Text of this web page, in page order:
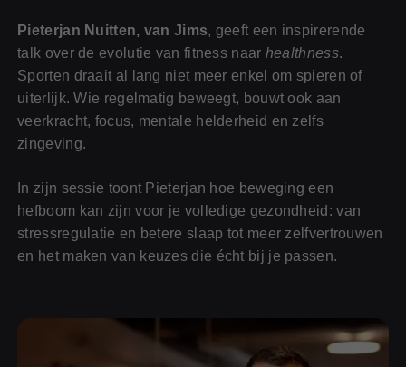
Pieterjan Nuitten, van Jims, geeft een inspirerende
talk over de evolutie van fitness naar healthness.
Sporten draait al lang niet meer enkel om spieren of
uiterlijk. Wie regelmatig beweegt, bouwt ook aan
veerkracht, focus, mentale helderheid en zelfs
zingeving.
In zijn sessie toont Pieterjan hoe beweging een
hefboom kan zijn voor je volledige gezondheid: van
stressregulatie en betere slaap tot meer zelfvertrouwen
en het maken van keuzes die écht bij je passen.